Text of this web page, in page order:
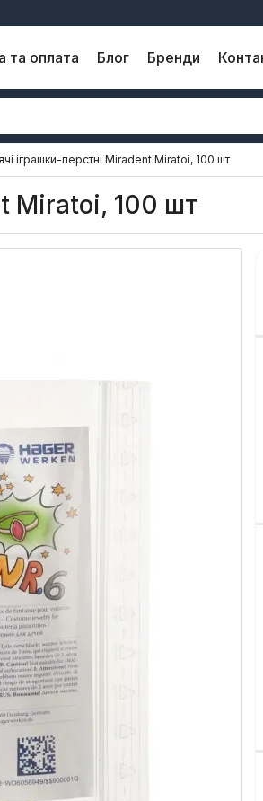
та оплата Блог Бренди
іграшки-перстні Miradent Miratoi, 100 шт
Miratoi, 100 шт